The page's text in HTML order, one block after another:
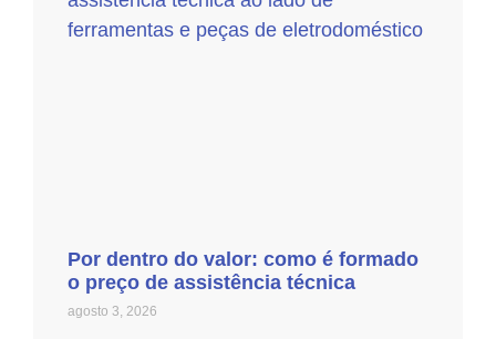
Por dentro do valor: como é formado
o preço de assistência técnica
agosto 3, 2026